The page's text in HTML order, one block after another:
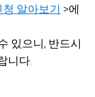
알아보기 >에
있으니, 반드시
니다.